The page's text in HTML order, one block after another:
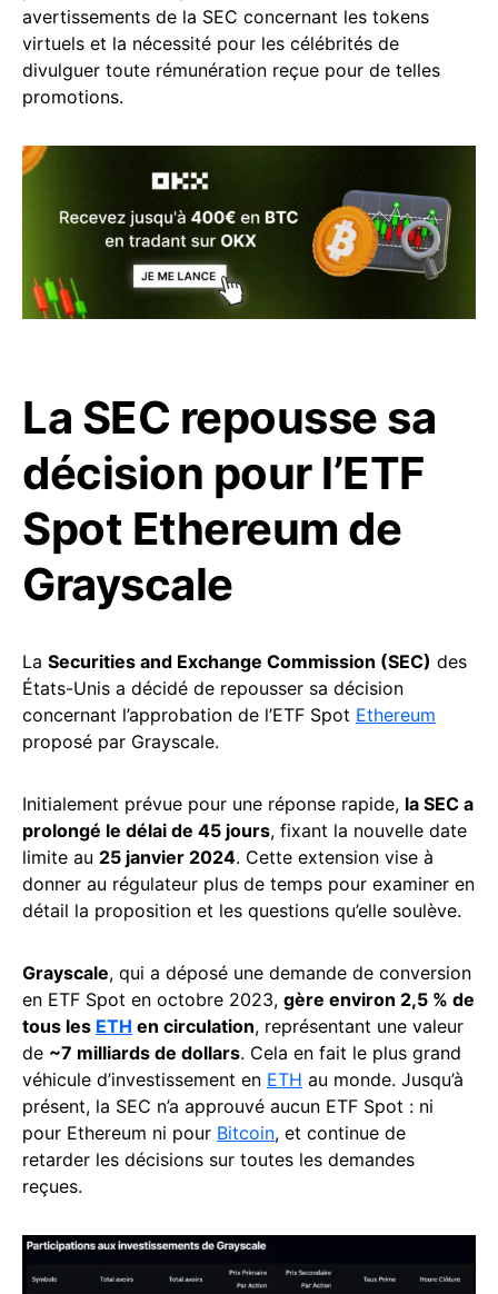
avertissements de la SEC concernant les tokens
virtuels et la nécessité pour les célébrités de
divulguer toute rémunération reçue pour de telles
promotions.
La SEC repousse sa
décision pour l’ETF
Spot Ethereum de
Grayscale
La Securities and Exchange Commission (SEC) des
États-Unis a décidé de repousser sa décision
concernant l’approbation de l’ETF Spot Ethereum
proposé par Grayscale.
Initialement prévue pour une réponse rapide, la SEC a
prolongé le délai de 45 jours, fixant la nouvelle date
limite au 25 janvier 2024. Cette extension vise à
donner au régulateur plus de temps pour examiner en
détail la proposition et les questions qu’elle soulève.
Grayscale, qui a déposé une demande de conversion
en ETF Spot en octobre 2023, gère environ 2,5 % de
tous les ETH en circulation, représentant une valeur
de ~7 milliards de dollars. Cela en fait le plus grand
véhicule d’investissement en ETH au monde. Jusqu’à
présent, la SEC n’a approuvé aucun ETF Spot : ni
pour Ethereum ni pour Bitcoin, et continue de
retarder les décisions sur toutes les demandes
reçues.